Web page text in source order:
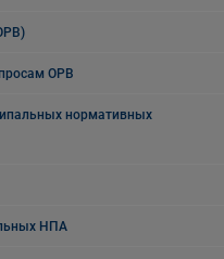
ОРВ
нормативных
НПА